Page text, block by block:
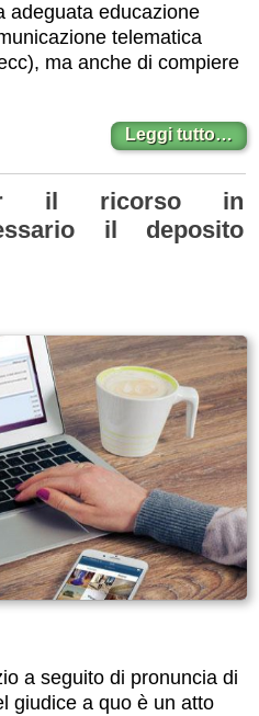
adeguata educazione
telematica
ma anche di compiere
Leggi tutto…
il ricorso in
il deposito
a seguito di pronuncia di
giudice a quo è un atto